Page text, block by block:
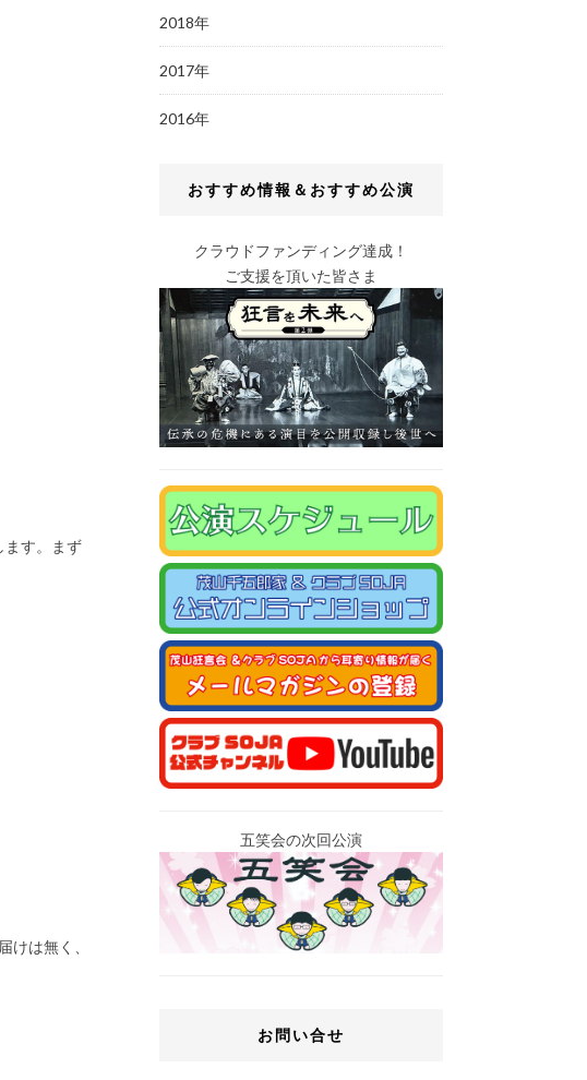
ます。まず
けは無く、
2018年
2017年
2016年
おすすめ情報＆おすすめ公演
クラウドファンディング達成！
ご支援を頂いた皆さま
五笑会の次回公演
お問い合せ